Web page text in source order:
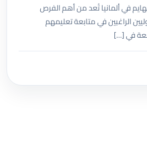
في ألمانيا تُعد من أهم الفرص
الراغبين في متابعة تعليمهم
في […]